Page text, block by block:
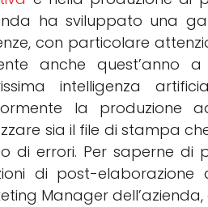
ha sviluppato una
con particolare
anche quest’anno
intelligenza
la produzione
sia il file di stampa
di errori. Per saperne di
di post-elaborazione
Manager